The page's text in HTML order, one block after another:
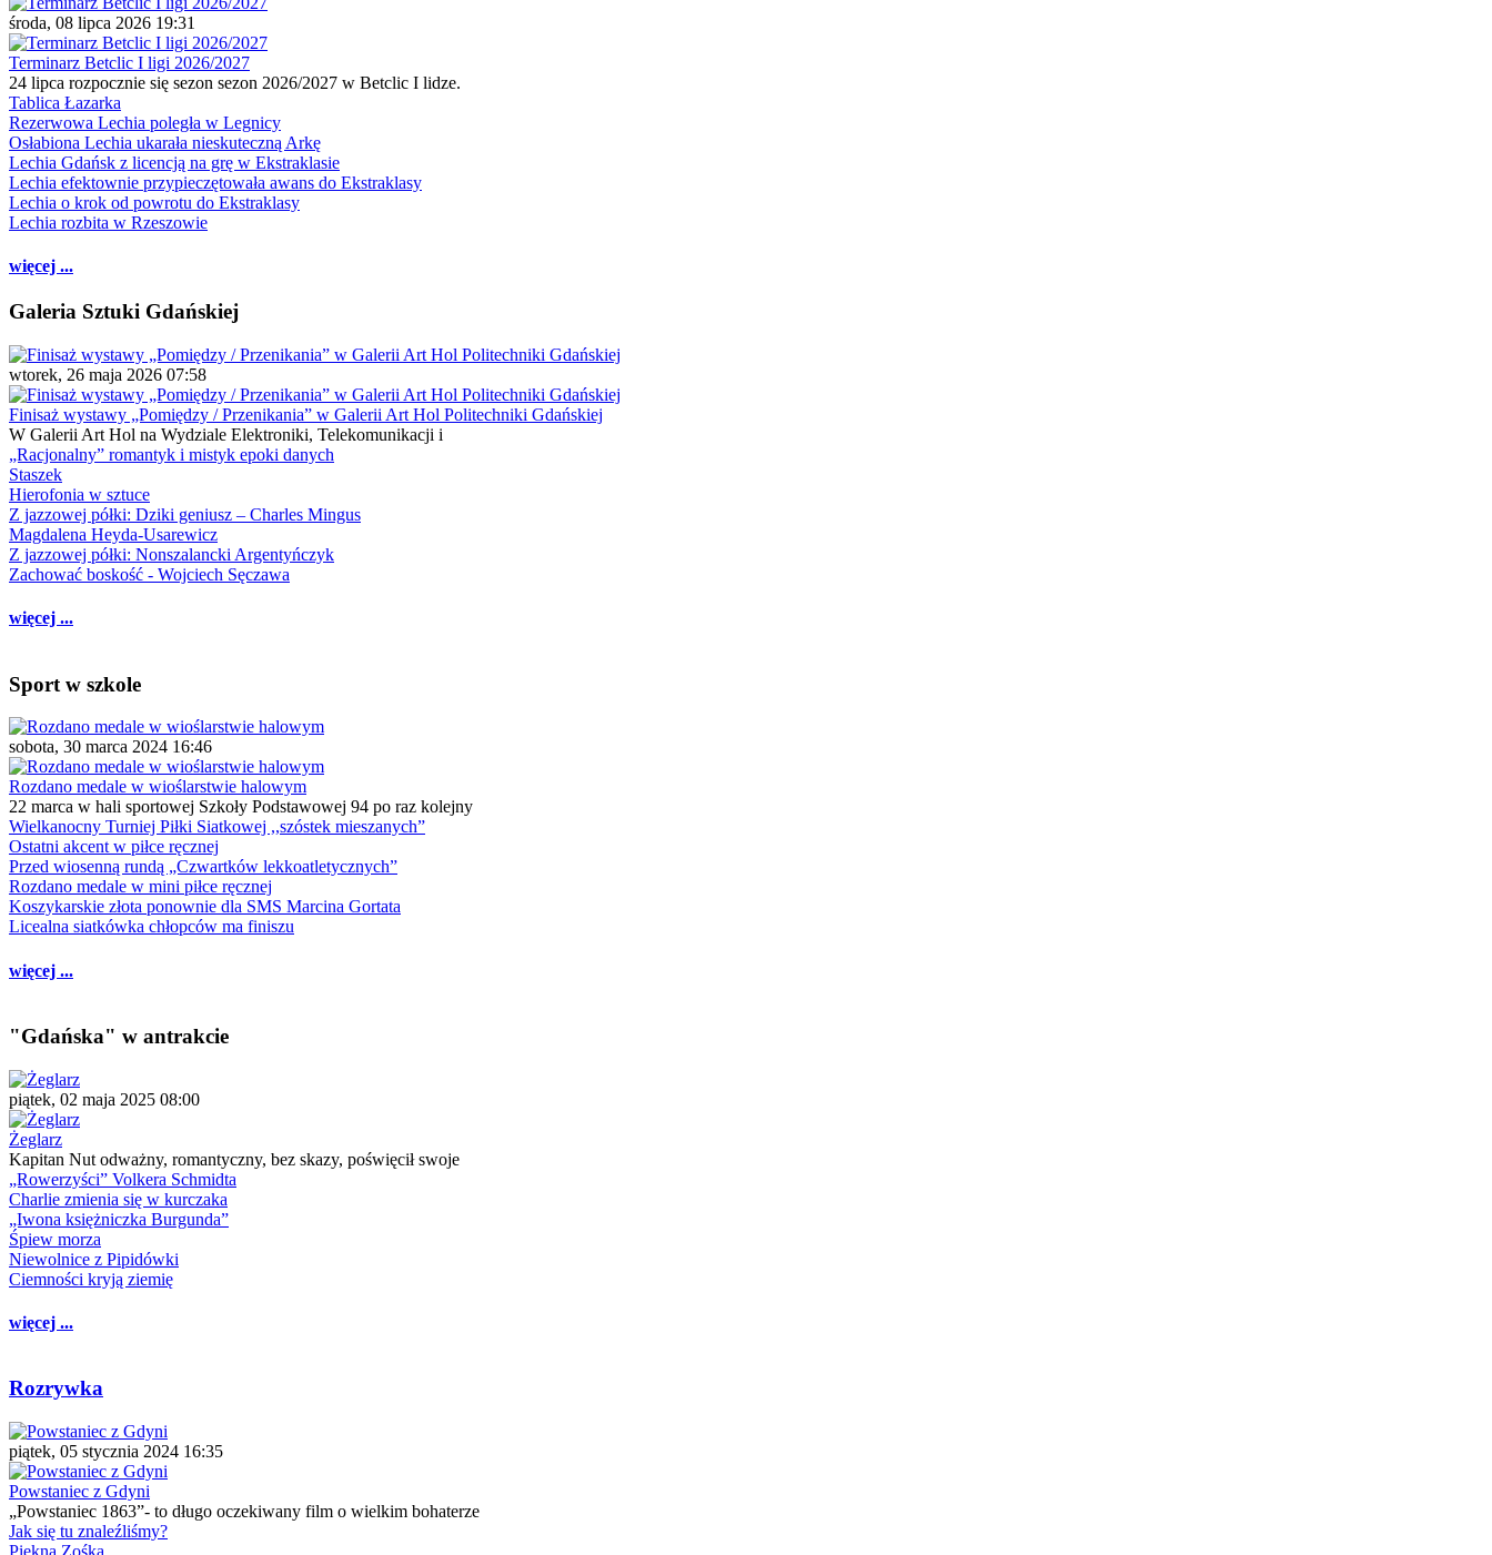
środa, 08 lipca 2026 19:31
Terminarz Betclic I ligi 2026/2027
24 lipca rozpocznie się sezon sezon 2026/2027 w Betclic I lidze.
Tablica Łazarka
Rezerwowa Lechia poległa w Legnicy
Osłabiona Lechia ukarała nieskuteczną Arkę
Lechia Gdańsk z licencją na grę w Ekstraklasie
Lechia efektownie przypieczętowała awans do Ekstraklasy
Lechia o krok od powrotu do Ekstraklasy
Lechia rozbita w Rzeszowie
więcej ...
Galeria Sztuki Gdańskiej
wtorek, 26 maja 2026 07:58
Finisaż wystawy „Pomiędzy / Przenikania” w Galerii Art Hol Politechniki Gdańskiej
W Galerii Art Hol na Wydziale Elektroniki, Telekomunikacji i
„Racjonalny” romantyk i mistyk epoki danych
Staszek
Hierofonia w sztuce
Z jazzowej półki: Dziki geniusz – Charles Mingus
Magdalena Heyda-Usarewicz
Z jazzowej półki: Nonszalancki Argentyńczyk
Zachować boskość - Wojciech Sęczawa
więcej ...
Sport w szkole
sobota, 30 marca 2024 16:46
Rozdano medale w wioślarstwie halowym
22 marca w hali sportowej Szkoły Podstawowej 94 po raz kolejny
Wielkanocny Turniej Piłki Siatkowej ,,szóstek mieszanych”
Ostatni akcent w piłce ręcznej
Przed wiosenną rundą „Czwartków lekkoatletycznych”
Rozdano medale w mini piłce ręcznej
Koszykarskie złota ponownie dla SMS Marcina Gortata
Licealna siatkówka chłopców ma finiszu
więcej ...
"Gdańska" w antrakcie
piątek, 02 maja 2025 08:00
Żeglarz
Kapitan Nut odważny, romantyczny, bez skazy, poświęcił swoje
„Rowerzyści” Volkera Schmidta
Charlie zmienia się w kurczaka
„Iwona księżniczka Burgunda”
Śpiew morza
Niewolnice z Pipidówki
Ciemności kryją ziemię
więcej ...
Rozrywka
piątek, 05 stycznia 2024 16:35
Powstaniec z Gdyni
„Powstaniec 1863”- to długo oczekiwany film o wielkim bohaterze
Jak się tu znaleźliśmy?
Piękna Zośka